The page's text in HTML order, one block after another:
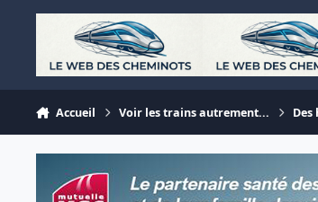
Aller au contenu
Accueil Voir les trains autrement...